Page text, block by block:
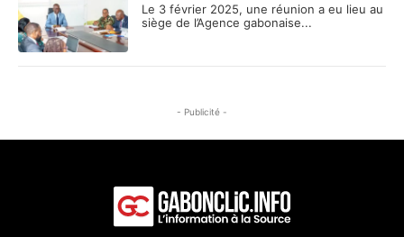
Le 3 février 2025, une réunion a eu lieu au
siège de l’Agence gabonaise...
- Publicité -